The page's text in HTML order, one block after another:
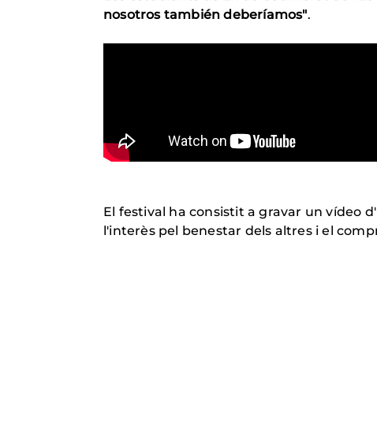
nosotros también deberíamos".
El festival ha consistit a gravar un vídeo
l'interès pel benestar dels altres i el